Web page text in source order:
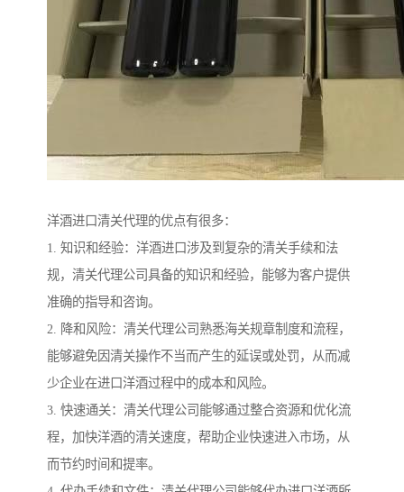
洋酒进口清关代理的优点有很多：
1. 知识和经验：洋酒进口涉及到复杂的清关手续和法
规，清关代理公司具备的知识和经验，能够为客户提供
准确的指导和咨询。
2. 降和风险：清关代理公司熟悉海关规章制度和流程，
能够避免因清关操作不当而产生的延误或处罚，从而减
少企业在进口洋酒过程中的成本和风险。
3. 快速通关：清关代理公司能够通过整合资源和优化流
程，加快洋酒的清关速度，帮助企业快速进入市场，从
而节约时间和提率。